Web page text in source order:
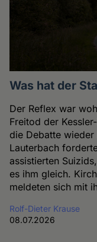
Was hat der
Der Reflex war
Freitod der
die Debatte
Lauterbach
assistierten
es ihm gleich.
meldeten sich mit
Rolf-Dieter Krause
08.07.2026